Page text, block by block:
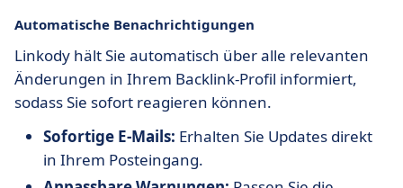
Automatische Benachrichtigungen
Linkody hält Sie automatisch über alle relevanten
Änderungen in Ihrem Backlink-Profil informiert,
sodass Sie sofort reagieren können.
Sofortige E-Mails: Erhalten Sie Updates direkt
in Ihrem Posteingang.